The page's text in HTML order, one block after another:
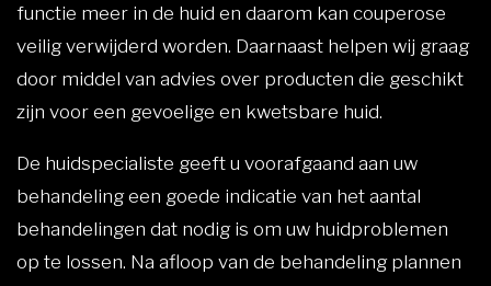
functie meer in de huid en daarom kan couperose
veilig verwijderd worden. Daarnaast helpen wij graag
door middel van advies over producten die geschikt
zijn voor een gevoelige en kwetsbare huid.
De huidspecialiste geeft u voorafgaand aan uw
behandeling een goede indicatie van het aantal
behandelingen dat nodig is om uw huidproblemen
op te lossen. Na afloop van de behandeling plannen